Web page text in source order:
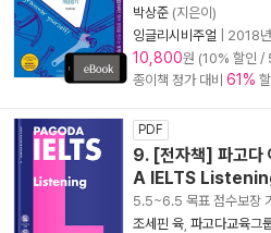
박상준 (지은이)
잉글리시비주얼
2018
10,800원 (10% 할인 /
종이책 정가 대비 61%
PDF
9. [전자책] 파고다
A IELTS
5.5~6.5 목표 점수보장
조세핀 육 파고다교육그